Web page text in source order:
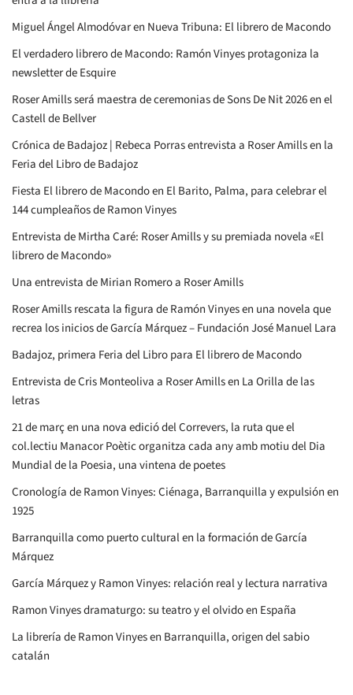
Miguel Ángel Almodóvar en Nueva Tribuna: El librero de Macondo
El verdadero librero de Macondo: Ramón Vinyes protagoniza la
newsletter de Esquire
Roser Amills será maestra de ceremonias de Sons De Nit 2026 en el
Castell de Bellver
Crónica de Badajoz | Rebeca Porras entrevista a Roser Amills en la
Feria del Libro de Badajoz
Fiesta El librero de Macondo en El Barito, Palma, para celebrar el
144 cumpleaños de Ramon Vinyes
Entrevista de Mirtha Caré: Roser Amills y su premiada novela «El
librero de Macondo»
Una entrevista de Mirian Romero a Roser Amills
Roser Amills rescata la figura de Ramón Vinyes en una novela que
recrea los inicios de García Márquez – Fundación José Manuel Lara
Badajoz, primera Feria del Libro para El librero de Macondo
Entrevista de Cris Monteoliva a Roser Amills en La Orilla de las
letras
21 de març en una nova edició del Correvers, la ruta que el
col.lectiu Manacor Poètic organitza cada any amb motiu del Dia
Mundial de la Poesia, una vintena de poetes
Cronología de Ramon Vinyes: Ciénaga, Barranquilla y expulsión en
1925
Barranquilla como puerto cultural en la formación de García
Márquez
García Márquez y Ramon Vinyes: relación real y lectura narrativa
Ramon Vinyes dramaturgo: su teatro y el olvido en España
La librería de Ramon Vinyes en Barranquilla, origen del sabio
catalán